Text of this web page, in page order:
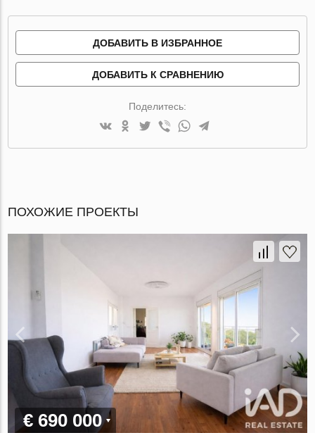
ДОБАВИТЬ В ИЗБРАННОЕ
ДОБАВИТЬ К СРАВНЕНИЮ
Поделитесь:
ПОХОЖИЕ ПРОЕКТЫ
€ 690 000